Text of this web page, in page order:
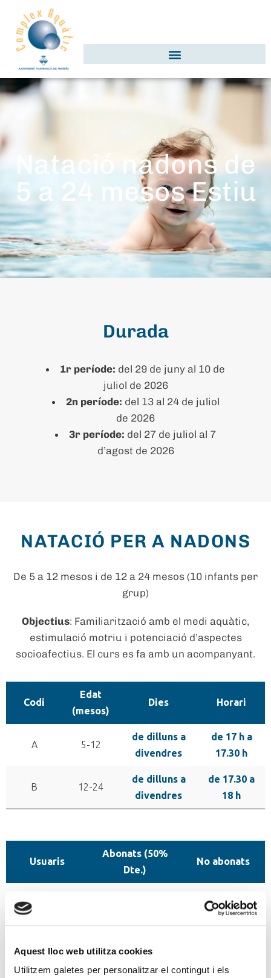
Aquest lloc web utilitza cookies
Utilitzem galetes per personalitzar el contingut i els
Natació nadons de
5 a 24 mesos Estiu
Durada
1r període: del 29 de juny al 10 de
juliol de 2026
2n període: del 13 al 24 de juliol
de 2026
3r període: del 27 de juliol al 7
d’agost de 2026
NATACIÓ PER A NADONS
De 5 a 12 mesos i de 12 a 24 mesos (10 infants per
grup)
Objectius: Familiarització amb el medi aquàtic,
estimulació motriu i potenciació d’aspectes
socioafectius. El curs es fa amb un acompanyant.
Codi
Edat
(mesos)
Dies Horari
A 5-12
de dilluns a
divendres
de 17 h a
17.30 h
B 12-24
de dilluns a
divendres
de 17.30 a
18 h
Usuaris
Abonats (50%
Dte.)
No abonats
68,07 €
mesos
34,04 €